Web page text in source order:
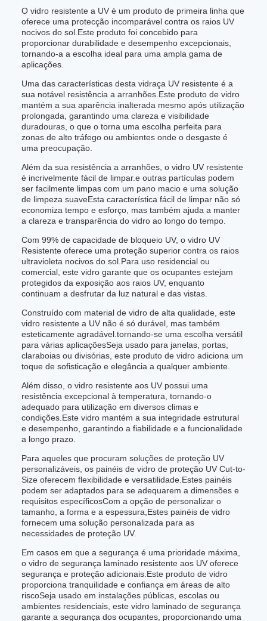
O vidro resistente a UV é um produto de primeira linha que
oferece uma protecção incomparável contra os raios UV
nocivos do sol.Este produto foi concebido para
proporcionar durabilidade e desempenho excepcionais,
tornando-a a escolha ideal para uma ampla gama de
aplicações.
Uma das características desta vidraça UV resistente é a
sua notável resistência a arranhões.Este produto de vidro
mantém a sua aparência inalterada mesmo após utilização
prolongada, garantindo uma clareza e visibilidade
duradouras, o que o torna uma escolha perfeita para
zonas de alto tráfego ou ambientes onde o desgaste é
uma preocupação.
Além da sua resistência a arranhões, o vidro UV resistente
é incrivelmente fácil de limpar.e outras partículas podem
ser facilmente limpas com um pano macio e uma solução
de limpeza suaveEsta característica fácil de limpar não só
economiza tempo e esforço, mas também ajuda a manter
a clareza e transparência do vidro ao longo do tempo.
Com 99% de capacidade de bloqueio UV, o vidro UV
Resistente oferece uma proteção superior contra os raios
ultravioleta nocivos do sol.Para uso residencial ou
comercial, este vidro garante que os ocupantes estejam
protegidos da exposição aos raios UV, enquanto
continuam a desfrutar da luz natural e das vistas.
Construído com material de vidro de alta qualidade, este
vidro resistente a UV não é só durável, mas também
esteticamente agradável.tornando-se uma escolha versátil
para várias aplicaçõesSeja usado para janelas, portas,
claraboias ou divisórias, este produto de vidro adiciona um
toque de sofisticação e elegância a qualquer ambiente.
Além disso, o vidro resistente aos UV possui uma
resistência excepcional à temperatura, tornando-o
adequado para utilização em diversos climas e
condições.Este vidro mantém a sua integridade estrutural
e desempenho, garantindo a fiabilidade e a funcionalidade
a longo prazo.
Para aqueles que procuram soluções de proteção UV
personalizáveis, os painéis de vidro de proteção UV Cut-to-
Size oferecem flexibilidade e versatilidade.Estes painéis
podem ser adaptados para se adequarem a dimensões e
requisitos específicosCom a opção de personalizar o
tamanho, a forma e a espessura,Estes painéis de vidro
fornecem uma solução personalizada para as
necessidades de proteção UV.
Em casos em que a segurança é uma prioridade máxima,
o vidro de segurança laminado resistente aos UV oferece
segurança e proteção adicionais.Este produto de vidro
proporciona tranquilidade e confiança em áreas de alto
riscoSeja usado em instalações públicas, escolas ou
ambientes residenciais, este vidro laminado de segurança
garante a segurança dos ocupantes, proporcionando uma